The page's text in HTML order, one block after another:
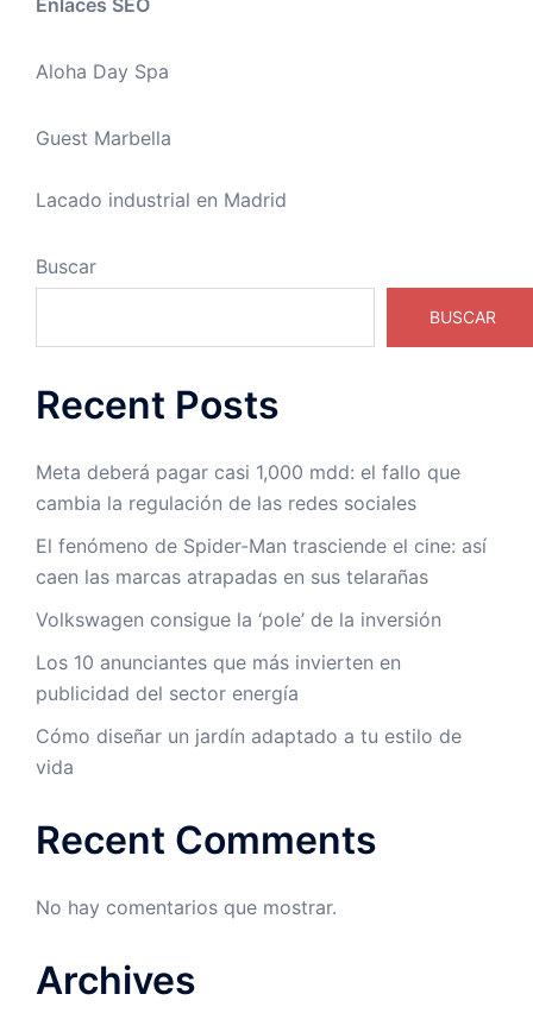
Enlaces SEO
Aloha Day Spa
Guest Marbella
Lacado industrial en Madrid
Buscar
BUSCAR
Recent Posts
Meta deberá pagar casi 1,000 mdd: el fallo que
cambia la regulación de las redes sociales
El fenómeno de Spider-Man trasciende el cine: así
caen las marcas atrapadas en sus telarañas
Volkswagen consigue la ‘pole’ de la inversión
Los 10 anunciantes que más invierten en
publicidad del sector energía
Cómo diseñar un jardín adaptado a tu estilo de
vida
Recent Comments
No hay comentarios que mostrar.
Archives